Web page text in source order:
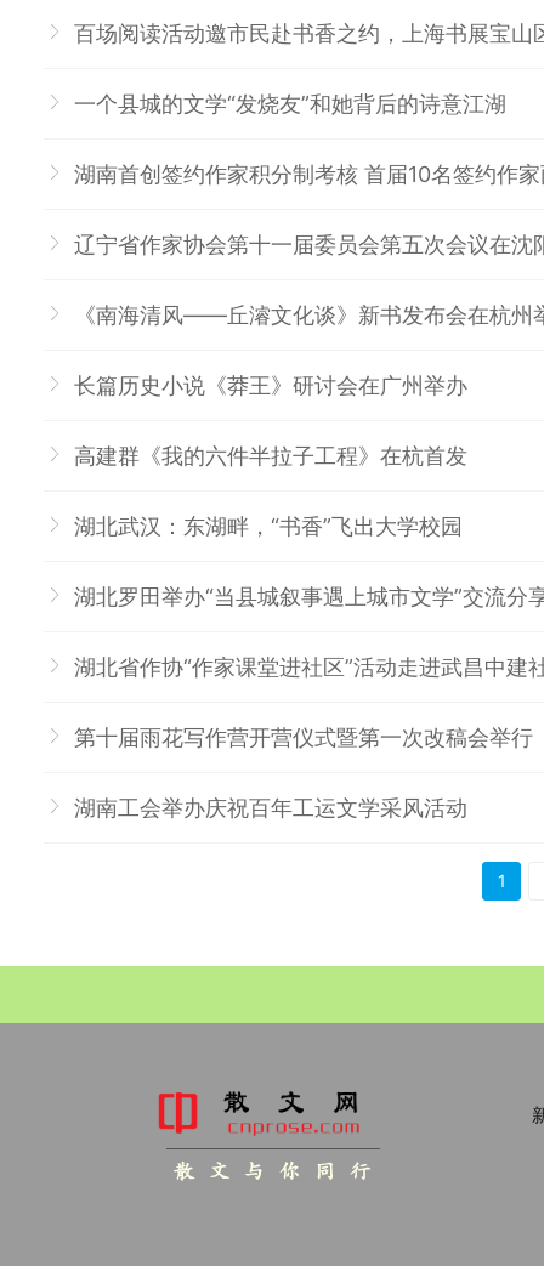
百场阅读活动邀市民赴书香之约，上海书展宝山
一个县城的文学“发烧友”和她背后的诗意江湖
湖南首创签约作家积分制考核 首届10名签约作
辽宁省作家协会第十一届委员会第五次会议在沈
《南海清风——丘濬文化谈》新书发布会在杭州
长篇历史小说《莽王》研讨会在广州举办
高建群《我的六件半拉子工程》在杭首发
湖北武汉：东湖畔，“书香”飞出大学校园
湖北罗田举办“当县城叙事遇上城市文学”交流分
湖北省作协“作家课堂进社区”活动走进武昌中建
第十届雨花写作营开营仪式暨第一次改稿会举行
湖南工会举办庆祝百年工运文学采风活动
1
散 文 与 你 同 行